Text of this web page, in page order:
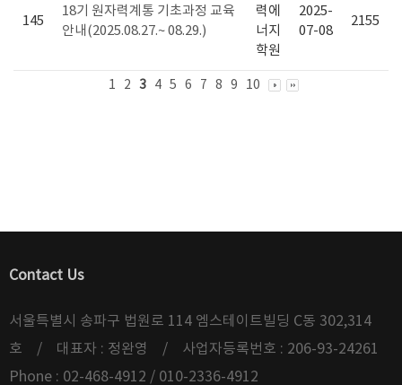
145
18기 원자력계통 기초과정 교육
안내(2025.08.27.~ 08.29.)
력에
너지
학원
2025-
07-08
2155
1 2 3 4 5 6 7 8 9 10
Contact Us
서울특별시 송파구 법원로 114 엠스테이트빌딩 C동 302,314
호 / 대표자 : 정완영 / 사업자등록번호 : 206-93-24261
Phone : 02-468-4912 / 010-2336-4912